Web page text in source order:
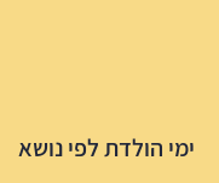
ימי הולדת לפי נושא